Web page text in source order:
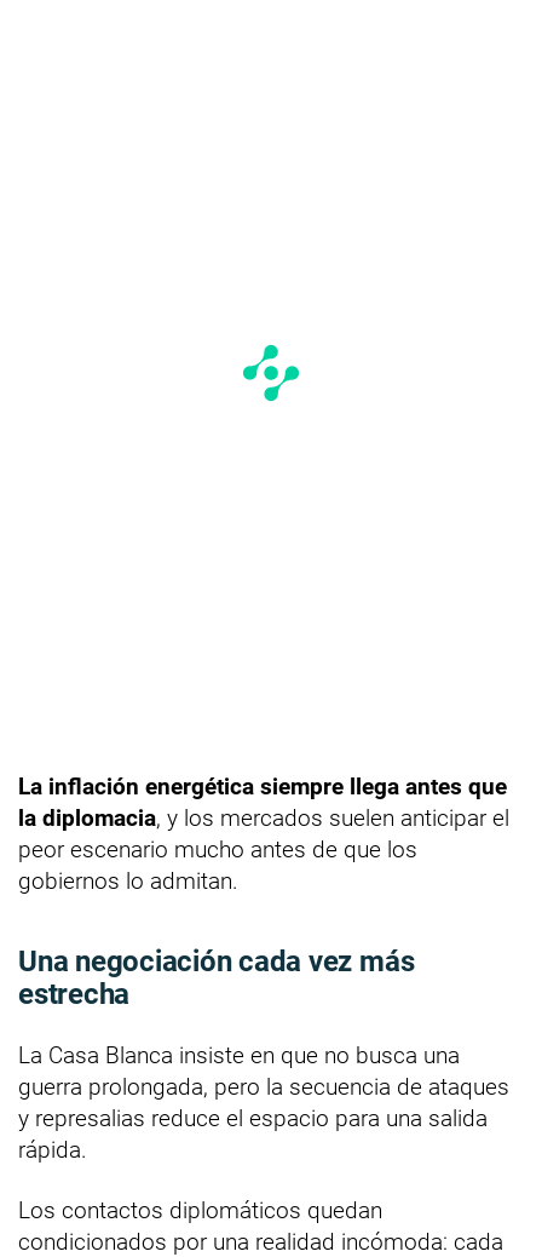
La inflación energética siempre llega antes que
la diplomacia, y los mercados suelen anticipar el
peor escenario mucho antes de que los
gobiernos lo admitan.
Una negociación cada vez más
estrecha
La Casa Blanca insiste en que no busca una
guerra prolongada, pero la secuencia de ataques
y represalias reduce el espacio para una salida
rápida.
Los contactos diplomáticos quedan
condicionados por una realidad incómoda: cada